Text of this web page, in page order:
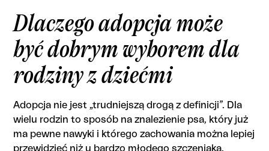
Dlaczego adopcja może
być dobrym wyborem dla
rodziny z dziećmi
Adopcja nie jest „trudniejszą drogą z definicji”. Dla
wielu rodzin to sposób na znalezienie psa, który już
ma pewne nawyki i którego zachowania można lepiej
przewidzieć niż u bardzo młodego szczeniaka.